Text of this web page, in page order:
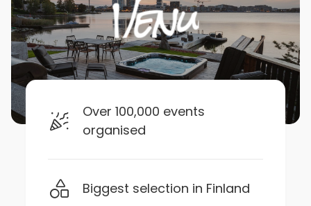
Over 100,000 events
organised
Biggest selection in Finland